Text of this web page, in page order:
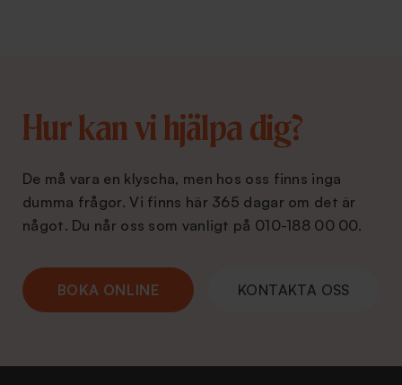
Hur kan vi hjälpa dig?
De må vara en klyscha, men hos oss finns inga
dumma frågor. Vi finns här 365 dagar om det är
något. Du når oss som vanligt på 010-188 00 00.
BOKA ONLINE KONTAKTA OSS